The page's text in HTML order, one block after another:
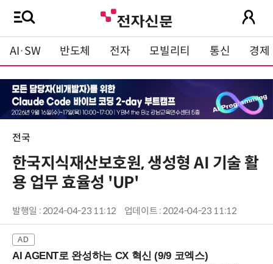
AI·SW 반도체 전자 모빌리티 통신 경제
전국
한국지식재산보호원, 생성형 AI 기술 활
용 업무 효율성 'UP'
발행일 : 2024-04-23 11:12 업데이트 : 2024-04-23 11:12
AI AGENT로 완성하는 CX 혁신 (9/9 코엑스)